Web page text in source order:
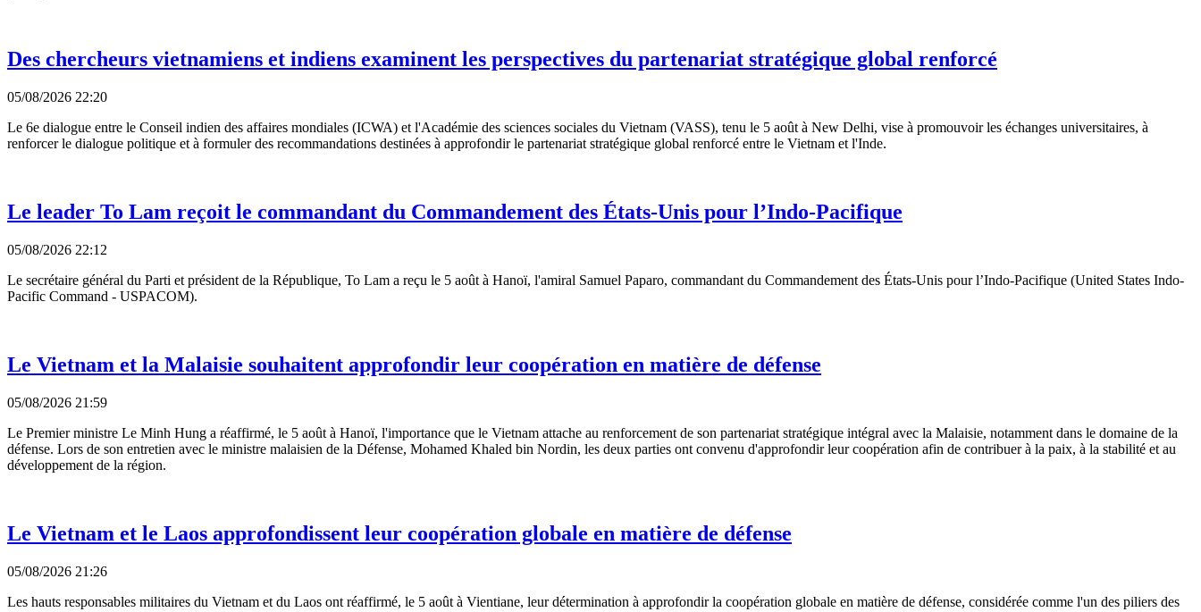
Des chercheurs vietnamiens et indiens examinent les perspectives du partenariat stratégique global renforcé
05/08/2026 22:20
Le 6e dialogue entre le Conseil indien des affaires mondiales (ICWA) et l'Académie des sciences sociales du Vietnam (VASS), tenu le 5 août à New Delhi, vise à promouvoir les échanges universitaires, à
renforcer le dialogue politique et à formuler des recommandations destinées à approfondir le partenariat stratégique global renforcé entre le Vietnam et l'Inde.
Le leader To Lam reçoit le commandant du Commandement des États-Unis pour l’Indo-Pacifique
05/08/2026 22:12
Le secrétaire général du Parti et président de la République, To Lam a reçu le 5 août à Hanoï, l'amiral Samuel Paparo, commandant du Commandement des États-Unis pour l’Indo-Pacifique (United States Indo-
Pacific Command - USPACOM).
Le Vietnam et la Malaisie souhaitent approfondir leur coopération en matière de défense
05/08/2026 21:59
Le Premier ministre Le Minh Hung a réaffirmé, le 5 août à Hanoï, l'importance que le Vietnam attache au renforcement de son partenariat stratégique intégral avec la Malaisie, notamment dans le domaine de la
défense. Lors de son entretien avec le ministre malaisien de la Défense, Mohamed Khaled bin Nordin, les deux parties ont convenu d'approfondir leur coopération afin de contribuer à la paix, à la stabilité et au
développement de la région.
Le Vietnam et le Laos approfondissent leur coopération globale en matière de défense
05/08/2026 21:26
Les hauts responsables militaires du Vietnam et du Laos ont réaffirmé, le 5 août à Vientiane, leur détermination à approfondir la coopération globale en matière de défense, considérée comme l'un des piliers des